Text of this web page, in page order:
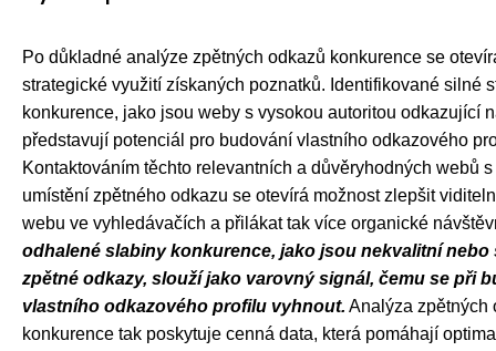
Po důkladné analýze zpětných odkazů konkurence se
strategické využití získaných poznatků. Identifikované silné
konkurence, jako jsou weby s vysokou autoritou odkazující
představují potenciál pro budování vlastního odkazového
Kontaktováním těchto relevantních a důvěryhodných webů
umístění zpětného odkazu se otevírá možnost zlepšit
webu ve vyhledávačích a přilákat tak více organické
odhalené slabiny konkurence, jako jsou nekvalitní nebo
zpětné odkazy, slouží jako varovný signál, čemu se při
vlastního odkazového profilu vyhnout. Analýza zpětných
konkurence tak poskytuje cenná data, která pomáhají